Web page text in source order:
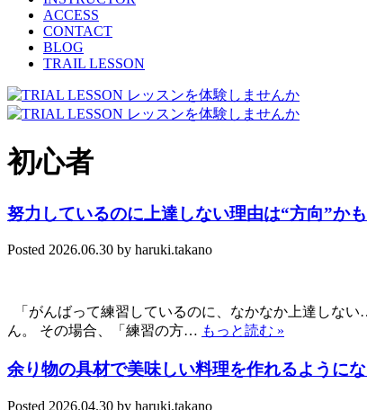
ACCESS
CONTACT
BLOG
TRAIL LESSON
初心者
努力しているのに上達しない理由は“方向”か
Posted 2026.06.30 by haruki.takano
「がんばって練習しているのに、なかなか上達しな
ん。 その場合、「練習の方… もっと読む »
余り物の具材で美味しい料理を作れるようにな
Posted 2026.04.30 by haruki.takano